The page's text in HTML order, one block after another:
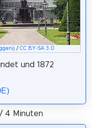
/ CC BY-SA 3.0
und 1872
4 Minuten